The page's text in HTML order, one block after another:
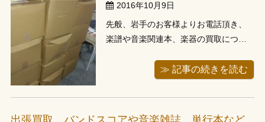
2016年10月9日
先般、岩手のお客様よりお電話頂き、
楽譜や音楽関連本、楽器の買取につい
は出張をメインで行っておりますが、
手ですと中々お伺いできない距離でし
たので宅配買取りにて対応させて頂き
≫ 記事の続きを読む